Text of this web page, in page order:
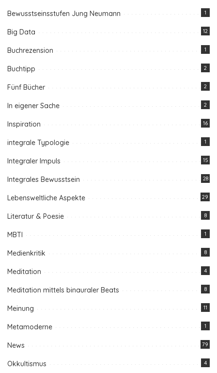
Bewusstseinsstufen Jung Neumann 1
Big Data 12
Buchrezension 1
Buchtipp 2
Fünf Bücher 2
In eigener Sache 2
Inspiration 16
integrale Typologie 1
Integraler Impuls 15
Integrales Bewusstsein 28
Lebensweltliche Aspekte 29
Literatur & Poesie 8
MBTI 1
Medienkritik 8
Meditation 4
Meditation mittels binauraler Beats 8
Meinung 11
Metamoderne 1
News 79
Okkultismus 4